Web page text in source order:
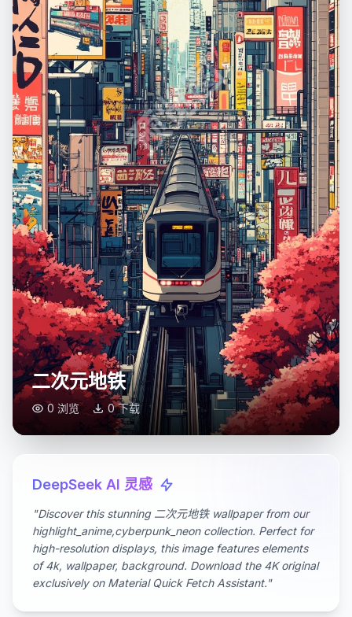
预览图
二次元地铁
0 浏览 0 下载
DeepSeek AI 灵感
"Discover this stunning 二次元地铁 wallpaper from our
highlight_anime,cyberpunk_neon collection. Perfect for
high-resolution displays, this image features elements
of 4k, wallpaper, background. Download the 4K original
exclusively on Material Quick Fetch Assistant."